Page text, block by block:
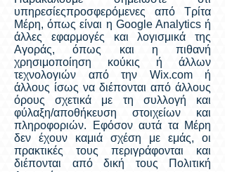
υπηρεσίεςπροσφερόμενες από Τρίτα
Μέρη, όπως είναι η Google Analytics ή
άλλες εφαρμογές και λογισμικά της
Αγοράς, όπως και η πιθανή
χρησιμοποίηση κούκις ή άλλων
τεχνολογιών από την Wix.com ή
άλλους ίσως να διέπονται από άλλους
όρους σχετικά με τη συλλογή και
φύλαξη/αποθήκευση στοιχείων και
πληροφοριών. Εφόσον αυτά τα Μέρη
δεν έχουν καμιά σχέση με εμάς, οι
πρακτικές τους περιγράφονται και
διέπονται από δική τους Πολιτική